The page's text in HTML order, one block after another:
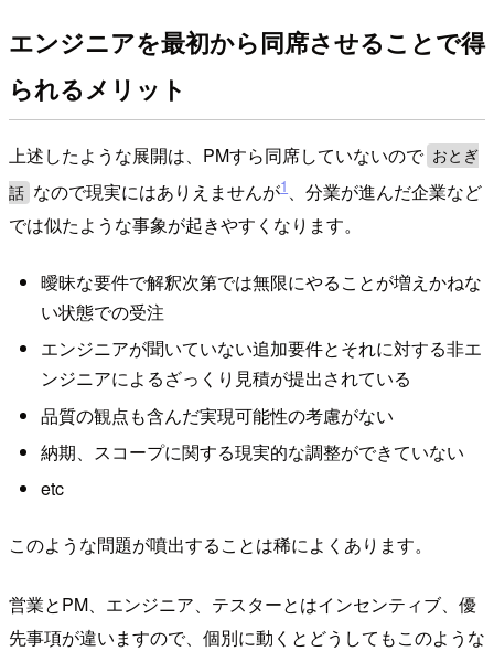
エンジニアを最初から同席させることで得
られるメリット
上述したような展開は、PMすら同席していないので おとぎ
話 なので現実にはありえませんが1 、分業が進んだ企業など
では似たような事象が起きやすくなります。
曖昧な要件で解釈次第では無限にやることが増えかねな
い状態での受注
エンジニアが聞いていない追加要件とそれに対する非エ
ンジニアによるざっくり見積が提出されている
品質の観点も含んだ実現可能性の考慮がない
納期、スコープに関する現実的な調整ができていない
etc
このような問題が噴出することは稀によくあります。
営業とPM、エンジニア、テスターとはインセンティブ、優
先事項が違いますので、個別に動くとどうしてもこのような